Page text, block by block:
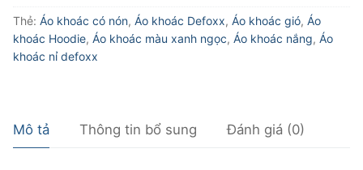
số
lượng
Thẻ: Áo khoác có nón, Áo khoác Defoxx, Áo khoác gió, Áo
khoác Hoodie, Áo khoác màu xanh ngọc, Áo khoác nắng, Áo
khoác nỉ defoxx
Mô tả Thông tin bổ sung Đánh giá (0)